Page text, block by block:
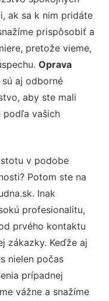
ak sa k nim pridáte
prispôsobiť a
pretože vieme,
Oprava
aj odborné
aby ste mali
podľa vašich
v podobe
Potom ste na
Inak
profesionalitu,
prvého kontaktu
zákazky. Keďže aj
nielen počas
prípadnej
vážne a snažíme